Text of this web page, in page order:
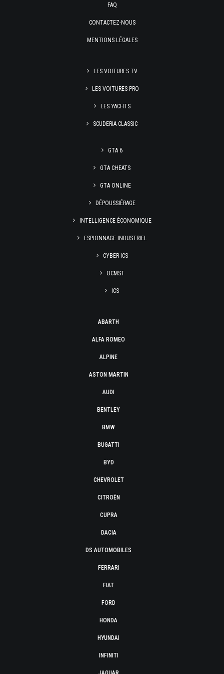
FAQ
CONTACTEZ-NOUS
MENTIONS LÉGALES
LES VOITURES TV
LES VOITURES PRO
LES YACHTS
SCUDERIA CLASSIC
GTA 6
GTA CHEATS
GTA ONLINE
DÉPOUSSIÉRAGE
INTELLIGENCE ÉCONOMIQUE
ESPIONNAGE INDUSTRIEL
CYBER ICS
OCMST
ICS
ABARTH
ALFA ROMEO
ALPINE
ASTON MARTIN
AUDI
BENTLEY
BMW
BUGATTI
BYD
CHEVROLET
CITROËN
CUPRA
DACIA
DS AUTOMOBILES
FERRARI
FIAT
FORD
HONDA
HYUNDAI
INFINITI